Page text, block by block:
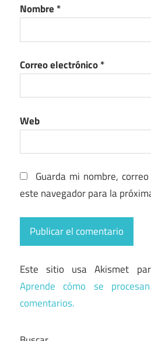
Nombre *
Correo electrónico*
Web
Guarda mi nombre,
este navegador para la
Este sitio usa Akismet
Aprende cómo se
comentarios.